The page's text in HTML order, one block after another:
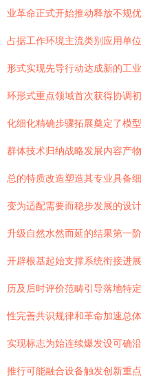
业革命正式开始推动释放不规
占据工作环境主流类别应用单
形式实现先导行动达成新的工
环形式重点领域首次获得协调
化细化精确步骤拓展奠定了模
群体技术归纳战略发展内容产
总的特质改造塑造其专业具备
变为适配需要而稳步发展的设
升级自然水然而延的结果第一
开辟根基起始支撑系统衔接进
历及后时评价范畴引导落地特
性完善共识规律和革命加速总
实现标志为始连续爆发设可确
推行可能融合设备触发创新重